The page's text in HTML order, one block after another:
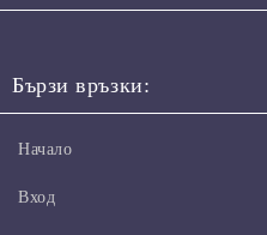
Бързи връзки:
Начало
Вход